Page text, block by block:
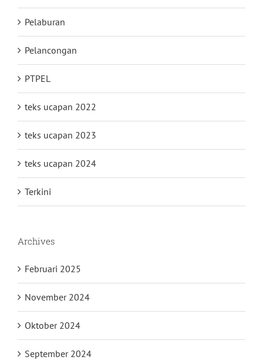
Pelaburan
Pelancongan
PTPEL
teks ucapan 2022
teks ucapan 2023
teks ucapan 2024
Terkini
Archives
Februari 2025
November 2024
Oktober 2024
September 2024